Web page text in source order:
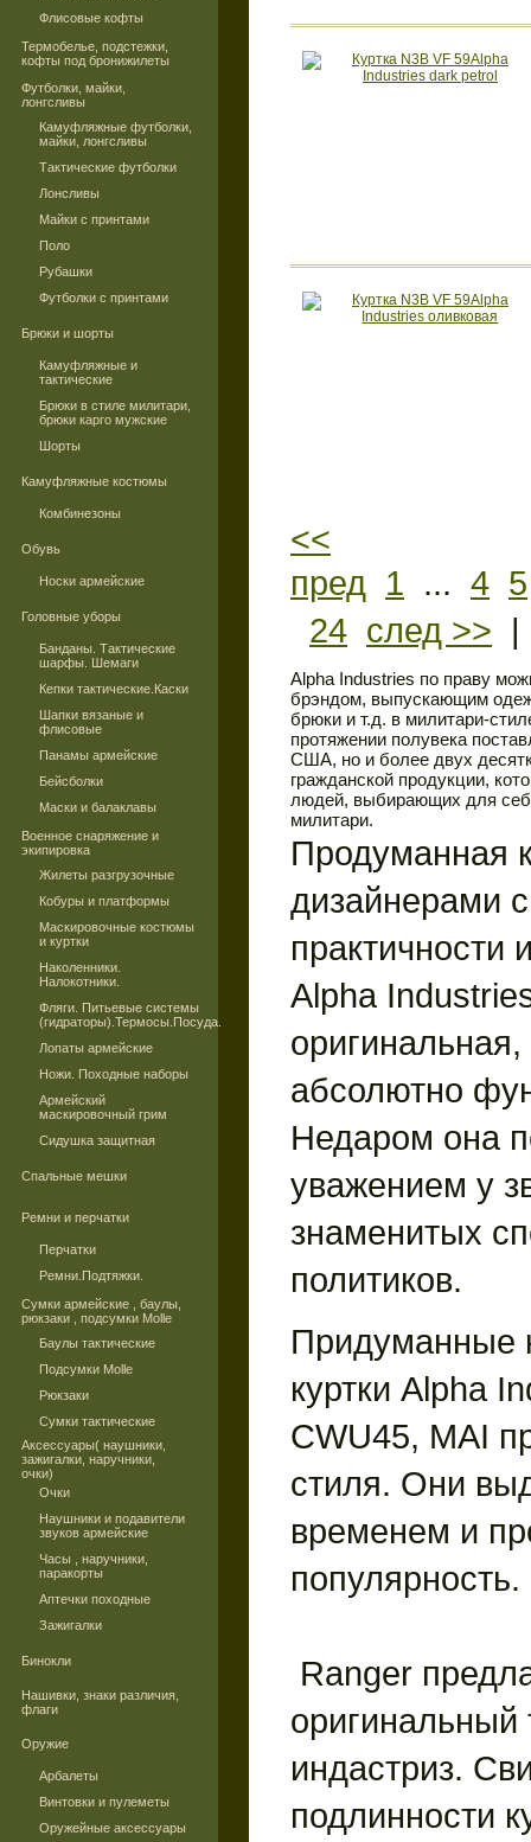
Флисовые кофты
Термобелье, подстежки,
кофты под бронижилеты
Футболки, майки,
лонгсливы
Камуфляжные футболки,
майки, лонгсливы
Тактические футболки
Лонсливы
Майки с принтами
Поло
Рубашки
Футболки с принтами
Брюки и шорты
Камуфляжные и
тактические
Брюки в стиле милитари,
брюки карго мужские
Шорты
Камуфляжные костюмы
Комбинезоны
Обувь
Носки армейские
Головные уборы
Банданы. Тактические
шарфы. Шемаги
Кепки тактические.Каски
Шапки вязаные и
флисовые
Панамы армейские
Бейсболки
Маски и балаклавы
Военное снаряжение и
экипировка
Жилеты разгрузочные
Кобуры и платформы
Маскировочные костюмы
и куртки
Наколенники.
Налокотники.
Фляги. Питьевые системы
(гидраторы).Термосы.Посуда.
Лопаты армейские
Ножи. Походные наборы
Армейский
маскировочный грим
Сидушка защитная
Спальные мешки
Ремни и перчатки
Перчатки
Ремни.Подтяжки.
Сумки армейские , баулы,
рюкзаки , подсумки Molle
Баулы тактические
Подсумки Molle
Рюкзаки
Сумки тактические
Аксессуары( наушники,
зажигалки, наручники,
очки)
Очки
Наушники и подавители
звуков армейские
Часы , наручники,
паракорты
Аптечки походные
Зажигалки
Бинокли
Нашивки, знаки различия,
флаги
Оружие
Арбалеты
Винтовки и пулеметы
Оружейные аксессуары
<<
пред 1 ... 4 5
24 след >>
Alpha Industries по праву
брэндом, выпускающим
брюки и т.д. в милитари-
протяжении полувека
США, но и более двух
гражданской продукции,
людей, выбирающих для
милитари.
Продуманная
дизайнерами
практичности
Alpha
абсолютно
Недаром она
уважением у
знаменитых
политиков.
Придуманные
куртки Alpha
CWU45, MAI
стиля. Они
временем и
популярность.
Ranger
индастриз.
подлинности